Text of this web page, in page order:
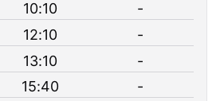
10:10
-
12:10
-
13:10
-
15:40
-